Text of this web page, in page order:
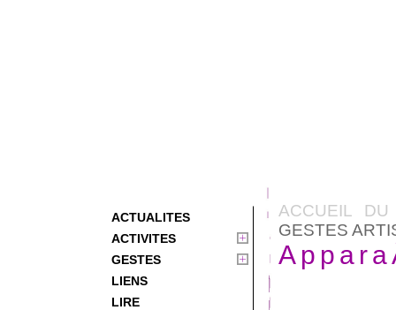
ACTUALITES
ACTIVITES
GESTES
LIENS
LIRE
ACCUEIL
GESTES